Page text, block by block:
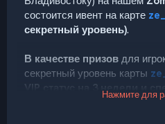
состоится ивент на карте
секретный уровень).
В качестве призов для
секретный уровень карты
VIP статус на 3 недели и
. Все
Нажмите для